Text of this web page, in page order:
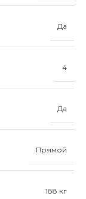
Да
4
Да
Прямой
188 кг